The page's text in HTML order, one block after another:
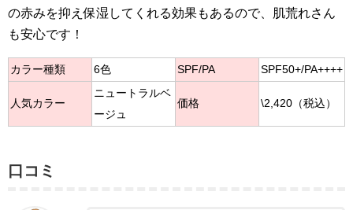
の赤みを抑え保湿してくれる効果もあるので、肌荒れさん
も安心です！
カラー種類 6色 SPF/PA SPF50+/PA++++
人気カラー
ニュートラルベ
ージュ
価格 \2,420（税込）
口コミ